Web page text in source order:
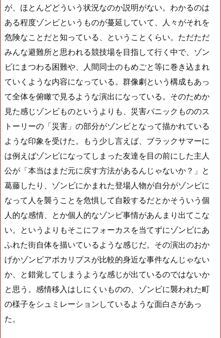
が、ほとんどどういう状況なのか説明がない。わかるのは
ある程度ゾンビというものが蔓延していて、人々がそれを
危険なことだと知っている、ということくらい。ただただ
みんな避難所と思われる競技場を目指して行く中で、ゾン
ビにまつわる困難や、人間同士のもめごと等に巻き込まれ
ていくような内容になっている。群像劇という構成もあっ
て全体を俯瞰で見るような演出になっている。そのためか
見た感じゾンビものというよりも、災害パニックもののス
トーリーの「災害」の部分がゾンビとなって描かれている
ような印象を受けた。もう少し言えば、ブラックサマーに
は例えばゾンビになってしまった友達を目の前にした主人
公が「本当はまだ元に戻す方法があるんじゃないか？」と
葛藤したり、ゾンビにかまれた登場人物が自分がゾンビに
なって人を襲うことを危惧して自殺するだとかそういう個
人的な感情、とか個人的なゾンビ事情があんまり出てこな
い。というよりもそこにフォーカスを当てずにゾンビにあ
ふれた街自体を描いているような感じだ。その演出のおか
げかゾンビアポカリプスが比較的身近な事件なんじゃない
か、と錯覚してしまうような感じが出ているのではないか
と思う。感情移入はしにくいものの、ゾンビに襲われた町
の様子をシュミレーションしているような面白さがあっ
た。